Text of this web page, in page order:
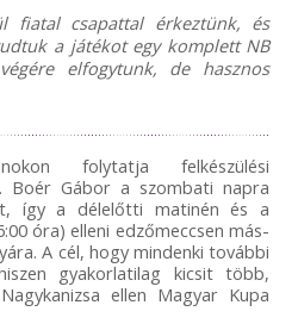
fiatal csapattal érkeztünk, és
a játékot egy komplett NB
elfogytunk, de hasznos
folytatja felkészülési
Boér Gábor a szombati napra
így a délelőtti matinén és a
óra) elleni edzőmeccsen más-
A cél, hogy mindenki további
gyakorlatilag kicsit több,
ellen Magyar Kupa